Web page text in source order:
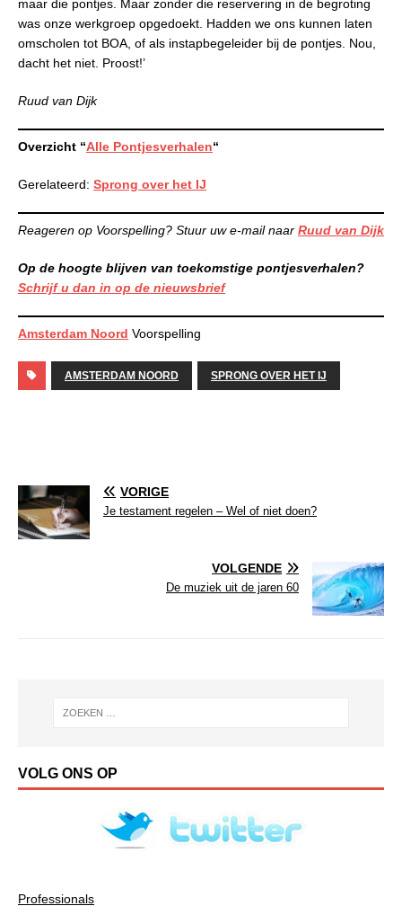
maar die pontjes. Maar zonder die reservering in de begroting
was onze werkgroep opgedoekt. Hadden we ons kunnen laten
omscholen tot BOA, of als instapbegeleider bij de pontjes. Nou,
dacht het niet. Proost!’
Ruud van Dijk
Overzicht “Alle Pontjesverhalen“
Gerelateerd: Sprong over het IJ
Reageren op Voorspelling? Stuur uw e-mail naar Ruud van Dijk
Op de hoogte blijven van toekomstige pontjesverhalen?
Schrijf u dan in op de nieuwsbrief
Amsterdam Noord Voorspelling
AMSTERDAM NOORD SPRONG OVER HET IJ
VORIGE
Je testament regelen – Wel of niet doen?
VOLGENDE
De muziek uit de jaren 60
VOLG ONS OP
Professionals